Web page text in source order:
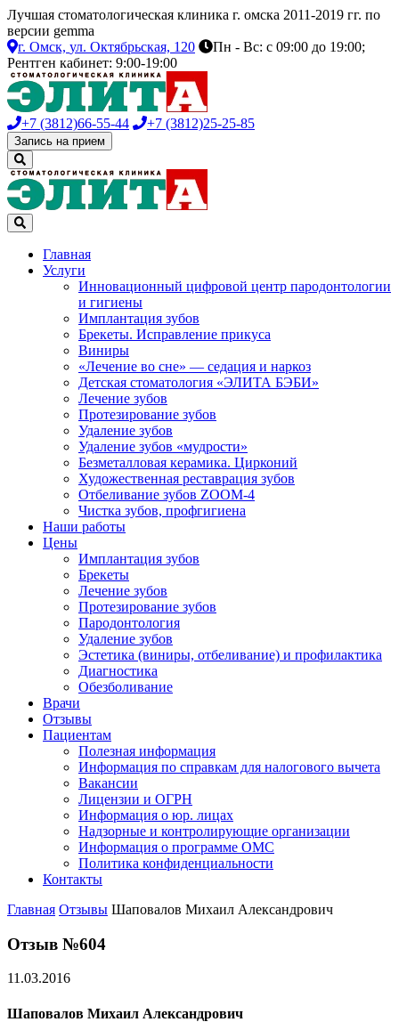
Лучшая стоматологическая клиника г. омска 2011-2019 гг. по
версии gemma
г. Омск, ул. Октябрьская, 120
Пн - Вс: с 09:00 до 19:00;
Рентген кабинет: 9:00-19:00
+7 (3812)66-55-44 +7 (3812)25-25-85
Запись на прием
Главная
Услуги
Инновационный цифровой центр пародонтологии
и гигиены
Имплантация зубов
Брекеты. Исправление прикуса
Виниры
«Лечение во сне» — седация и наркоз
Детская стоматология «ЭЛИТА БЭБИ»
Лечение зубов
Протезирование зубов
Удаление зубов
Удаление зубов «мудрости»
Безметалловая керамика. Цирконий
Художественная реставрация зубов
Отбеливание зубов ZOOM-4
Чистка зубов, профгигиена
Наши работы
Цены
Имплантация зубов
Брекеты
Лечение зубов
Протезирование зубов
Пародонтология
Удаление зубов
Эстетика (виниры, отбеливание) и профилактика
Диагностика
Обезболивание
Врачи
Отзывы
Пациентам
Полезная информация
Информация по справкам для налогового вычета
Вакансии
Лицензии и ОГРН
Информация о юр. лицах
Надзорные и контролирующие организации
Информация о программе ОМС
Политика конфиденциальности
Контакты
Главная Отзывы Шаповалов Михаил Александрович
Отзыв №604
11.03.2016
Шаповалов Михаил Александрович